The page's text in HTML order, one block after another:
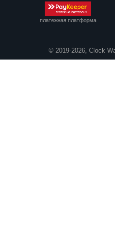
платежная платформа
© 2019-2026, Clock